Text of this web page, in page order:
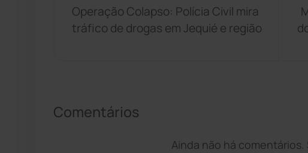
Operação Colapso: Polícia Civil mira
tráfico de drogas em Jequié e região
Comentários
Ainda não há comentários.